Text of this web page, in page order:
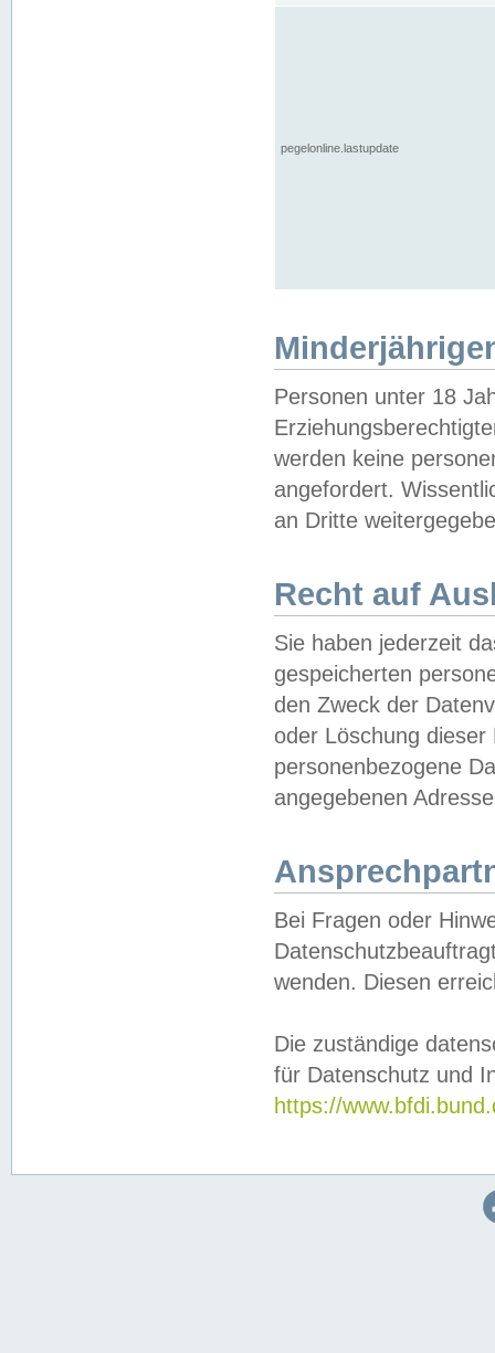
pegelonline.lastupdate
Personen unter 18
werden keine
angefordert.
an Dritte
Recht auf
Sie haben jederzeit
gespeicherten
den Zweck der
oder Löschung
personenbezogene
angegebenen
Bei Fragen oder
wenden. Diesen
Die zuständige
für Datenschutz und
https://